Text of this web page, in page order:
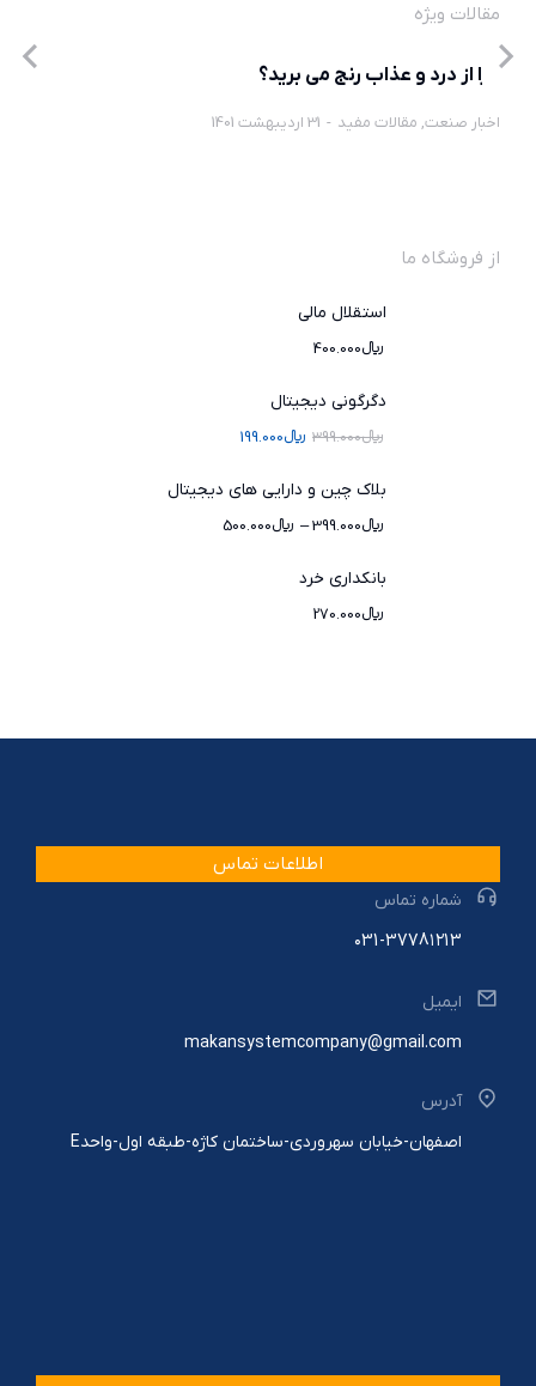
مقالات ویژه
چرا از درد و عذاب رنج می برید؟
اخبار صنعت, مقالات مفید 31 اردیبهشت 1401
از فروشگاه ما
استقلال مالی
﷼400.000
دگرگونی دیجیتال
﷼399.000 ﷼199.000
بلاک چین و دارایی های دیجیتال
﷼399.000
– ﷼500.000
بانکداری خرد
﷼270.000
اطلاعات تماس
شماره تماس
۰31-3778۱۲13
ایمیل
makansystemcompany@gmail.com
آدرس
اصفهان-خیابان سهروردی-ساختمان کاژه-طبقه اول-واحدE